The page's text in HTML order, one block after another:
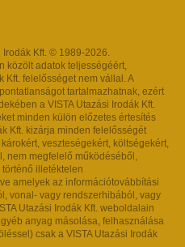
Irodák Kft. © 1989-2026.
közölt adatok teljességéért,
Kft. felelősséget nem vállal. A
tartalmazhatnak, ezért
a VISTA Utazási Irodák Kft.
minden külön előzetes értesítés
Kft. kizárja minden felelősségét
veszteségekért, költségekért,
nem megfelelő működéséből,
illetéktelen
amelyek az információtovábbítási
vonal- vagy rendszerhibából, vagy
Utazási Irodák Kft. weboldalain
anyag másolása, felhasználása
csak a VISTA Utazási Irodák